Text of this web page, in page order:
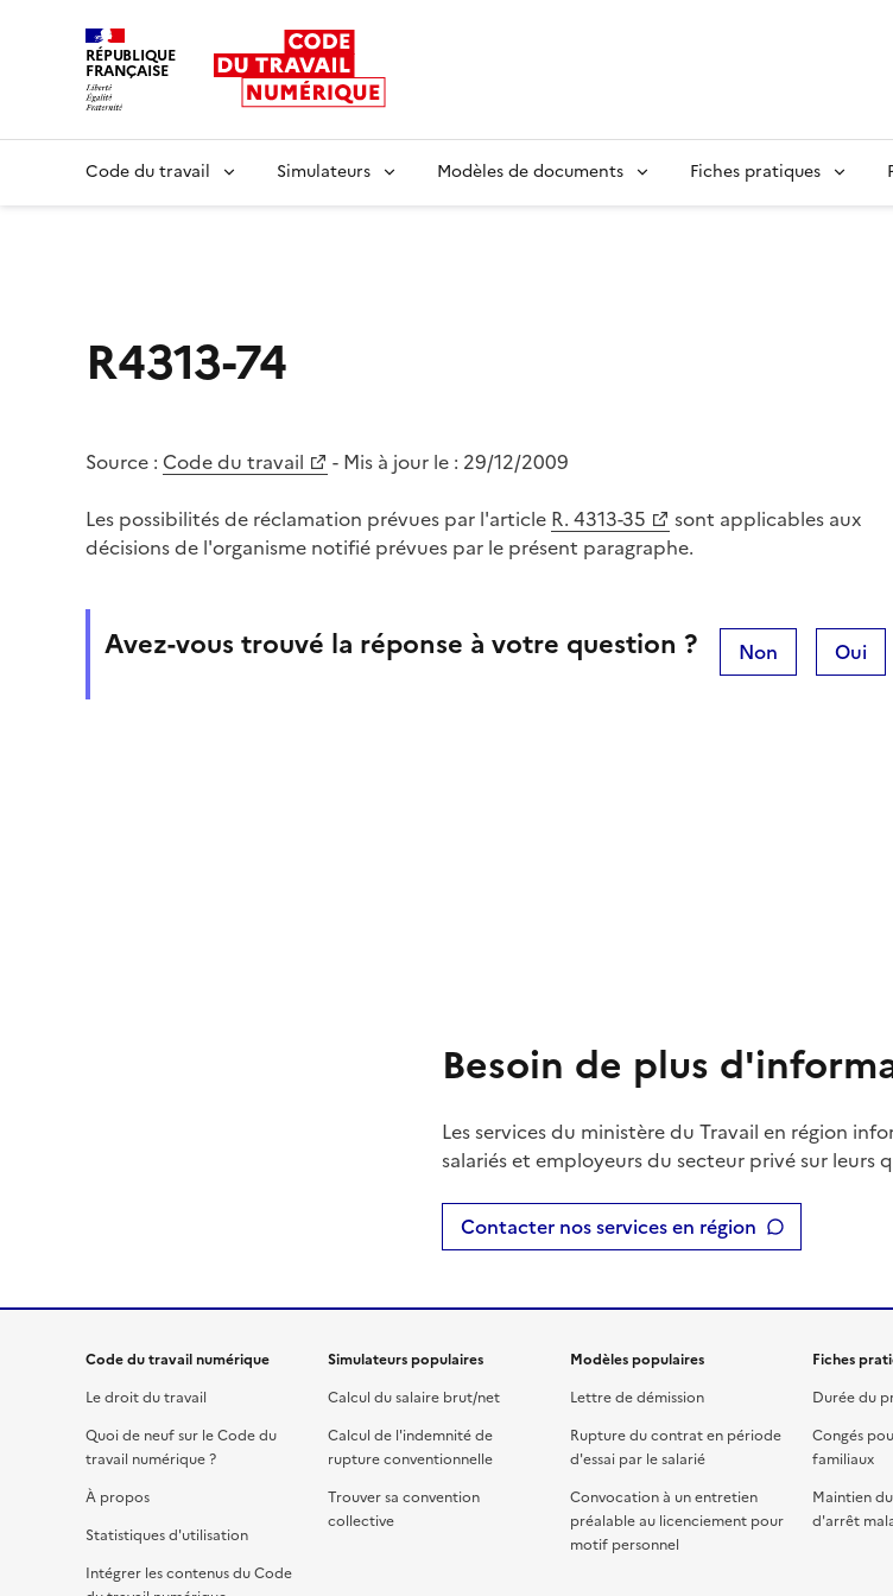
RÉPUBLIQUE
FRANÇAISE
Code du travail Simulateurs Modèles de documents Fiches pratiques
R4313-74
Source : Code du travail - Mis à jour le : 29/12/2009
Les possibilités de réclamation prévues par l'article R. 4313-35
sont applicables aux
décisions de l'organisme notifié prévues par le présent paragraphe.
Avez-vous trouvé la réponse à votre question ? Non Oui
Besoin de plus
Les services du ministère du Travail en région
salariés et employeurs du secteur privé sur leurs
Contacter nos services en région
Code du travail numérique
Le droit du travail
Quoi de neuf sur le Code du
travail numérique ?
À propos
Statistiques d'utilisation
Intégrer les contenus du Code
Simulateurs populaires
Calcul du salaire brut/net
Calcul de l'indemnité de
rupture conventionnelle
Trouver sa convention
collective
Modèles populaires
Lettre de démission
Rupture du contrat en période
d'essai par le salarié
Convocation à un entretien
préalable au licenciement pour
motif personnel
Fiches
Durée du
Congés
familiaux
Maintien
d'arrêt